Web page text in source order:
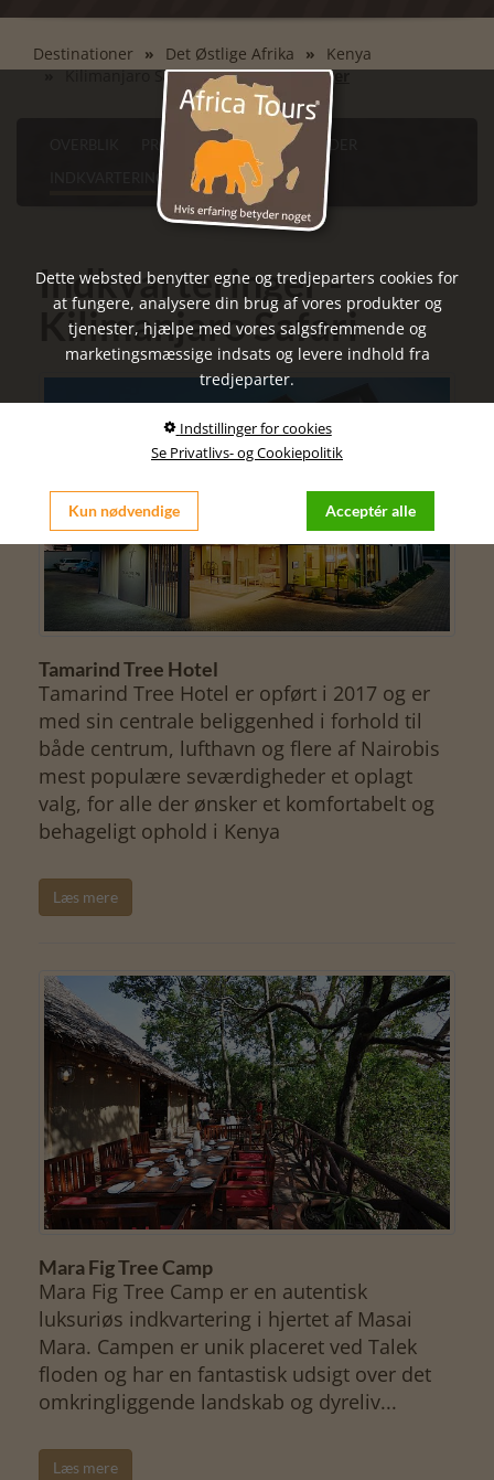
Destinationer Det Østlige Afrika
Kenya
Kilimanjaro Safari
Indkvarteringer
PROGRAM
SEVÆRDIGHEDER
INDKVARTERINGER
PRAKTISKE RÅD
Indkvarteringer -
Kilimanjaro Safari
Tamarind Tree Hotel
Tamarind Tree Hotel er opført i 2017 og er
med sin centrale beliggenhed i forhold til
både centrum, lufthavn og flere af Nairobis
mest populære seværdigheder et oplagt
valg, for alle der ønsker et komfortabelt og
behageligt ophold i Kenya
Læs mere
Mara Fig Tree Camp
Mara Fig Tree Camp er en autentisk
luksuriøs indkvartering i hjertet af Masai
Mara. Campen er unik placeret ved Talek
floden og har en fantastisk udsigt over det
omkringliggende landskab og dyreliv...
Læs mere
Dette websted benytter egne og tredjeparters cookies for
at fungere, analysere din brug af vores produkter og
tjenester, hjælpe med vores salgsfremmende og
marketingsmæssige indsats og levere indhold fra
tredjeparter.
Indstillinger for cookies
Se Privatlivs- og Cookiepolitik
Kun nødvendige Acceptér alle